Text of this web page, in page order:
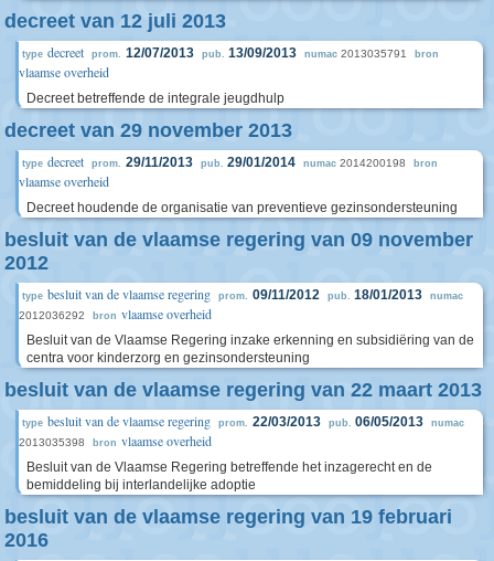
decreet van 12 juli 2013
type decreet prom. 12/07/2013 pub. 13/09/2013 numac 2013035791 bron
vlaamse overheid
Decreet betreffende de integrale jeugdhulp
decreet van 29 november 2013
type decreet prom. 29/11/2013 pub. 29/01/2014 numac 2014200198 bron
vlaamse overheid
Decreet houdende de organisatie van preventieve gezinsondersteuning
besluit van de vlaamse regering van 09 november
2012
type besluit van de vlaamse regering prom. 09/11/2012 pub. 18/01/2013 numac
2012036292 bron vlaamse overheid
Besluit van de Vlaamse Regering inzake erkenning en subsidiëring van de
centra voor kinderzorg en gezinsondersteuning
besluit van de vlaamse regering van 22 maart 2013
type besluit van de vlaamse regering prom. 22/03/2013 pub. 06/05/2013 numac
2013035398 bron vlaamse overheid
Besluit van de Vlaamse Regering betreffende het inzagerecht en de
bemiddeling bij interlandelijke adoptie
besluit van de vlaamse regering van 19 februari
2016